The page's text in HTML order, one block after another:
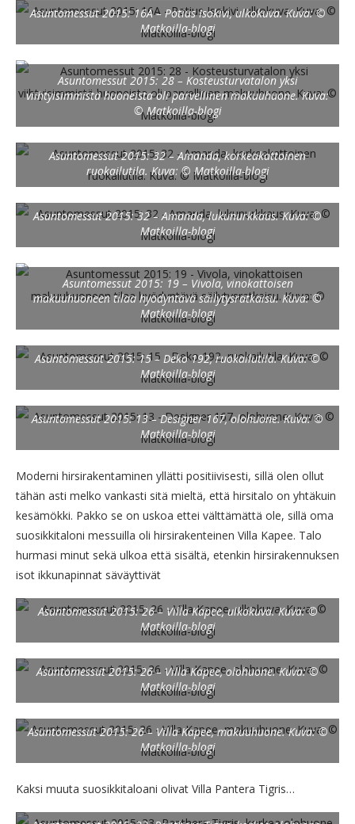
Asuntomessut 2015: 16A – Potius Isokivi, ulkokuva. Kuva: ©
Matkoilla-blogi
Asuntomessut 2015: 28 – Kosteusturvatalon yksi
viihtyisimmistä huoneista oli parvellinen makuuhuone. Kuva:
© Matkoilla-blogi
Asuntomessut 2015: 32 – Amanda, korkeakattoinen
ruokailutila. Kuva: © Matkoilla-blogi
Asuntomessut 2015: 32 – Amanda, lukunurkkaus. Kuva: ©
Matkoilla-blogi
Asuntomessut 2015: 19 – Vivola, vinokattoisen
makuuhuoneen tilaa hyödyntävä säilytysratkaisu. Kuva: ©
Matkoilla-blogi
Asuntomessut 2015: 15 – Deko 192, ruokailutila. Kuva: ©
Matkoilla-blogi
Asuntomessut 2015: 13 – Designer 167, olohuone. Kuva: ©
Matkoilla-blogi
Moderni hirsirakentaminen yllätti positiivisesti, sillä olen ollut
tähän asti melko vankasti sitä mieltä, että hirsitalo on yhtäkuin
kesämökki. Pakko se on uskoa ettei välttämättä ole, sillä oma
suosikkitaloni messuilla oli hirsirakenteinen Villa Kapee. Talo
hurmasi minut sekä ulkoa että sisältä, etenkin hirsirakennuksen
isot ikkunapinnat säväyttivät
Asuntomessut 2015: 26 – Villa Kapee, ulkokuva. Kuva: ©
Matkoilla-blogi
Asuntomessut 2015: 26 – Villa Kapee, olohuone. Kuva: ©
Matkoilla-blogi
Asuntomessut 2015: 26 – Villa Kapee, makuuhuone. Kuva: ©
Matkoilla-blogi
Kaksi muuta suosikkitaloani olivat Villa Pantera Tigris…